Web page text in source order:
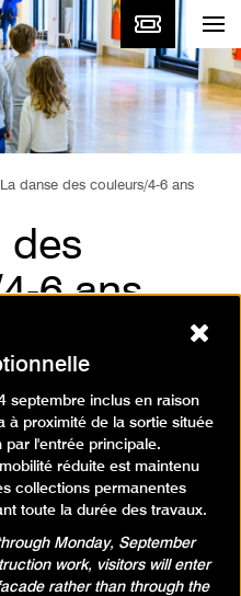
La danse des couleurs/4-6 ans
des
6 ans
animation
septembre inclus en raison
à proximité de la sortie située
l'entrée principale.
réduite est maintenu
collections permanentes
toute la durée des travaux.
Monday, September
work, visitors will enter
rather than through the